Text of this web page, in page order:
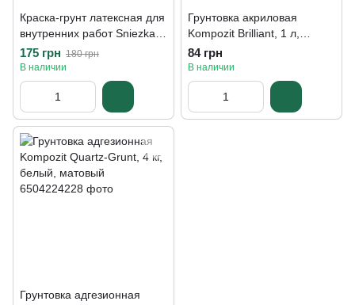
Краска-грунт латексная для
внутренних работ Sniezka
Grunt, 1,4 кг, белый,
матовый
175 грн 180 грн
В наличии
Грунтовка акриловая
Kompozit Brilliant, 1 л,
бесцветный, матовый
84 грн
В наличии
Грунтовка адгезионная